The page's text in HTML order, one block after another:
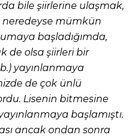
bile şiirlerine ulaşmak,
mümkün
başladığımda,
de olsa şiirleri bir
yayınlanmaya
de çok ünlü
Lisenin bitmesine
başlamıştı.
ancak ondan sonra